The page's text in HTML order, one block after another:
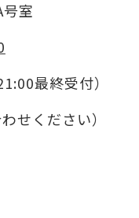
室
最終受付）
せください）